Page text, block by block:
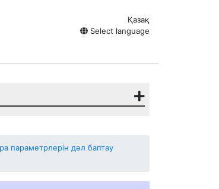
Қазақ
Select language
параметрлерін дәл баптау